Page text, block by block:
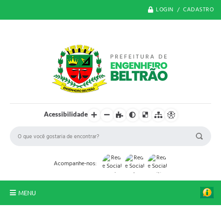
LOGIN / CADASTRO
Acessibilidade
Acompanhe-nos:
MENU